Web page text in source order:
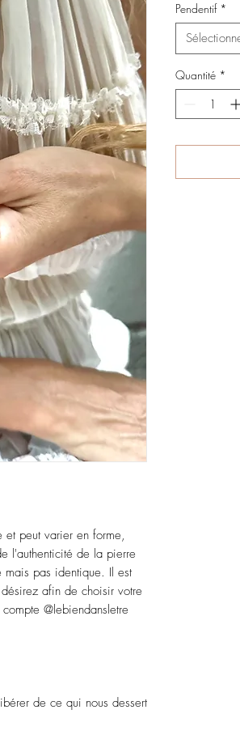
et peut varier en forme,
l'authenticité de la pierre
mais pas identique. Il est
afin de choisir votre
@lebiendansletre
de ce qui nous dessert
Pendentif *
Quantité *